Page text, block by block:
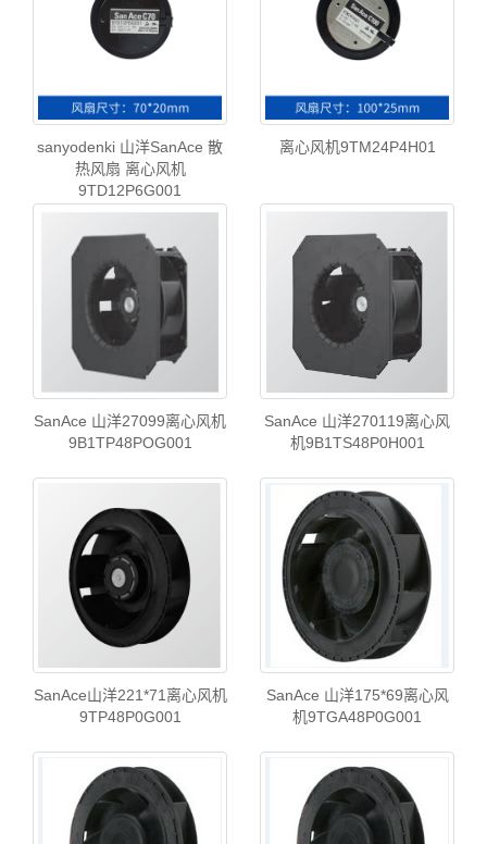
sanyodenki 山洋SanAce 散
热风扇 离心风机
9TD12P6G001
离心风机9TM24P4H01
SanAce 山洋27099离心风机
9B1TP48POG001
SanAce 山洋270119离心风
机9B1TS48P0H001
SanAce山洋221*71离心风机
9TP48P0G001
SanAce 山洋175*69离心风
机9TGA48P0G001